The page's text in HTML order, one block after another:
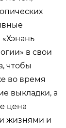
в свои
чтобы
во время
выкладки, а
цена
жизнями и